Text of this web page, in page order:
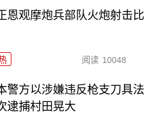
恩观摩炮兵部队火炮射击比
阅读 10048
警方以涉嫌违反枪支刀具法
逮捕村田晃大